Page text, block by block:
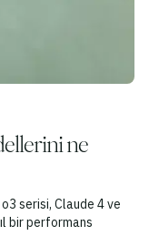
ne
serisi, Claude 4 ve
bir performans